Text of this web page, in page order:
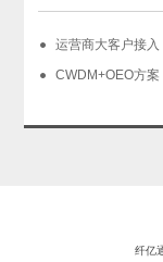
运营商大客户接入
CWDM+OEO方案
纤亿